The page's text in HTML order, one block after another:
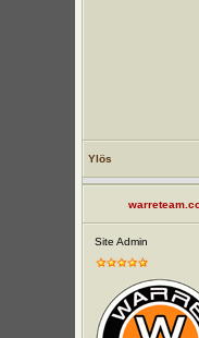
Ylös
Site Admin